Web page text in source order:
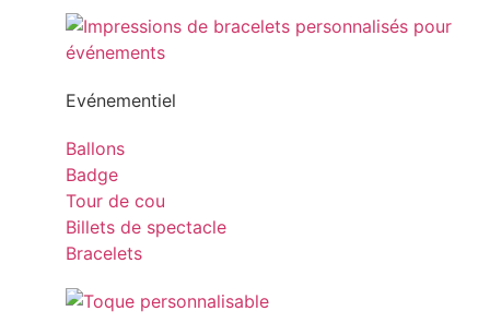
Evénementiel
Ballons
Badge
Tour de cou
Billets de spectacle
Bracelets